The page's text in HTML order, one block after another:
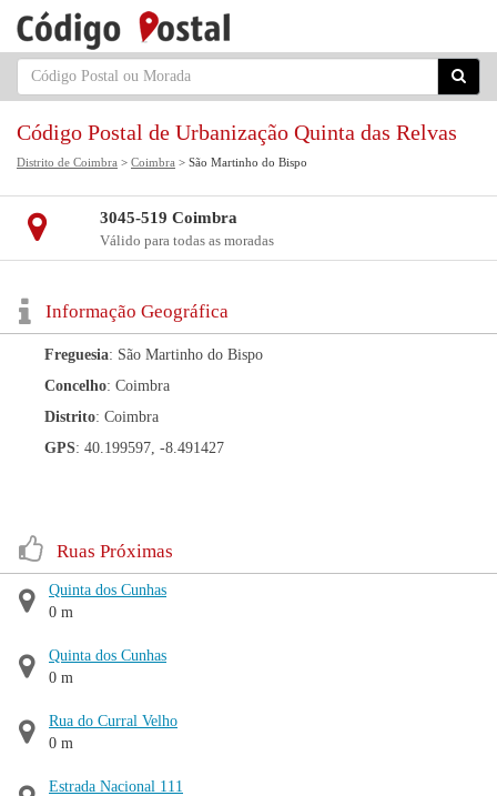
Código Postal de Urbanização Quinta das Relvas
Distrito de Coimbra > Coimbra > São Martinho do Bispo
3045-519 Coimbra
Válido para todas as moradas
Informação Geográfica
Freguesia: São Martinho do Bispo
Concelho: Coimbra
Distrito: Coimbra
GPS: 40.199597, -8.491427
Ruas Próximas
Quinta dos Cunhas
0 m
Quinta dos Cunhas
0 m
Rua do Curral Velho
0 m
Estrada Nacional 111